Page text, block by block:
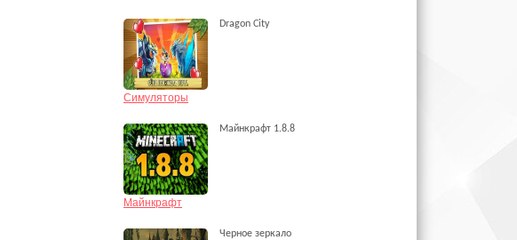
Dragon City
Симуляторы
Майнкрафт 1.8.8
Майнкрафт
Черное зеркало